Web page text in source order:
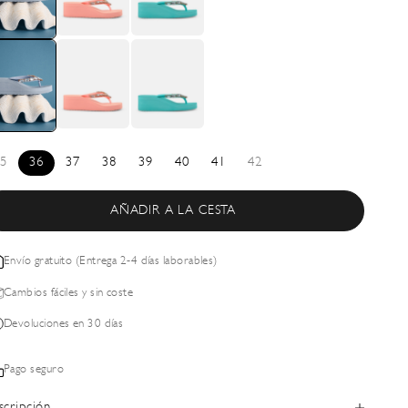
36 37 38 39 40 41 42
AÑADIR A LA CESTA
Envío gratuito (Entrega 2-4 días laborables)
Cambios fáciles y sin coste
Devoluciones en 30 días
Pago seguro